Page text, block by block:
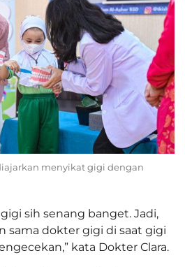
menyikat gigi dengan
sih senang banget. Jadi,
sama dokter gigi di saat gigi
kata Dokter Clara.